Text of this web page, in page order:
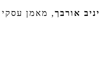
יניב אורבך, מאמן